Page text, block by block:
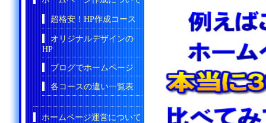
超格安！HP作成コース
オリジナルデザインの
HP
ブログでホームページ
各コースの違い一覧表
ホームページ運営について